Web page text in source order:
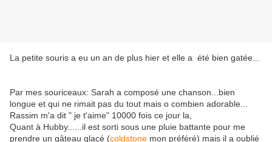
La petite souris a eu un an de plus hier et elle a été bien gatée...
Par mes souriceaux: Sarah a composé une chanson...bien
longue et qui ne rimait pas du tout mais o combien adorable...
Rassim m'a dit " je t'aime" 10000 fois ce jour la,
Quant à Hubby......il est sorti sous une pluie battante pour me
prendre un gâteau glacé (coldstone mon préféré) mais il a oublié